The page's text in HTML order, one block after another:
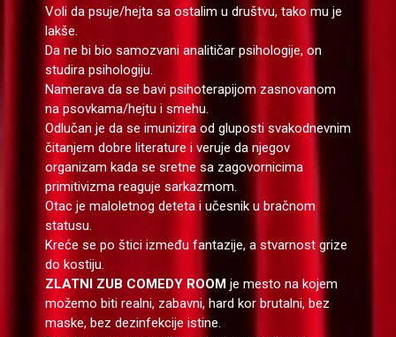
Voli da psuje/hejta sa ostalim u društvu, tako mu je
lakše.
Da ne bi bio samozvani analitičar psihologije, on
studira psihologiju.
Namerava da se bavi psihoterapijom zasnovanom
na psovkama/hejtu i smehu.
Odlučan je da se imunizira od gluposti svakodnevnim
čitanjem dobre literature i veruje da njegov
organizam kada se sretne sa zagovornicima
primitivizma reaguje sarkazmom.
Otac je maloletnog deteta i učesnik u bračnom
statusu.
Kreće se po štici između fantazije, a stvarnost grize
do kostiju.
ZLATNI ZUB COMEDY ROOM je mesto na kojem
možemo biti realni, zabavni, hard kor brutalni, bez
maske, bez dezinfekcije istine.